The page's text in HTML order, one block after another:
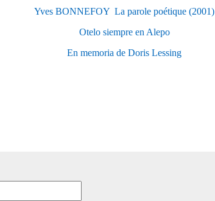
Yves BONNEFOY  La parole poétique (2001)
Otelo siempre en Alepo
En memoria de Doris Lessing